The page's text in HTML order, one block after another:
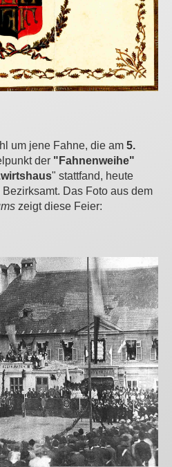
um jene Fahne, die am 5.
der "Fahnenweihe"
" stattfand, heute
Das Foto aus dem
zeigt diese Feier: